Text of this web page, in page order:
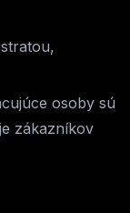
osoby sú
zákazníkov